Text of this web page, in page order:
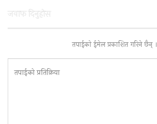
जवाफ दिनुहाेस
तपाईकाे ईमेल प्रकाशित गरिने छैन् ।